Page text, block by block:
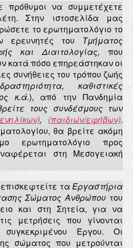
πρόθυμοι να συμμετέχετε
Στην ιστοσελίδα μας
το ερωτηματολόγιο το
ερευνητές του Τμήματος
και Διαιτολογίας, που
κατά πόσο επηρεάστηκαν οι
συνήθειες του τρόπου ζωής
καθιστικές
κ.ά.), από την Πανδημία
τους συνδέσμους των
, (παιδιών/εφήβων).
θα βρείτε ακόμη
ερωτηματολόγιο προς
στη Μεσογειακή
τα Εργαστήρια
Σώματος Ανθρώπου του
και στη Σητεία, για να
μετρήσεις που γίνονται
Έργου. Οι
σώματος που μετρούνται